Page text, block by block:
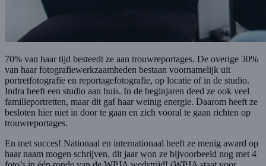
70% van haar tijd besteedt ze aan trouwreportages. De overige 30%
van haar fotografiewerkzaamheden bestaan voornamelijk uit
portretfotografie en reportagefotografie, op locatie of in de studio.
Indra heeft een studio aan huis. In de beginjaren deed ze ook veel
familieportretten, maar dit gaf haar weinig energie. Daarom heeft ze
besloten hier niet in door te gaan en zich vooral te gaan richten op
trouwreportages.
En met succes! Nationaal en internationaal heeft ze menig award op
haar naam mogen schrijven, dit jaar won ze bijvoorbeeld nog met 4